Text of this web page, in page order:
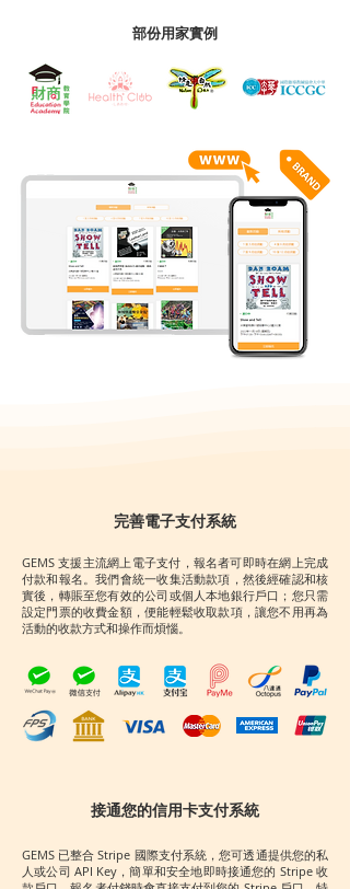
部份用家實例
完善電子支付系統
GEMS 支援主流網上電子支付，報名者可即時在網上完成
付款和報名。我們會統一收集活動款項，然後經確認和核
實後，轉賬至您有效的公司或個人本地銀行戶口；您只需
設定門票的收費金額，便能輕鬆收取款項，讓您不用再為
活動的收款方式和操作而煩惱。
接通您的信用卡支付系統
GEMS 已整合 Stripe 國際支付系統，您可透通提供您的私
人或公司 API Key，簡單和安全地即時接通您的 Stripe 收